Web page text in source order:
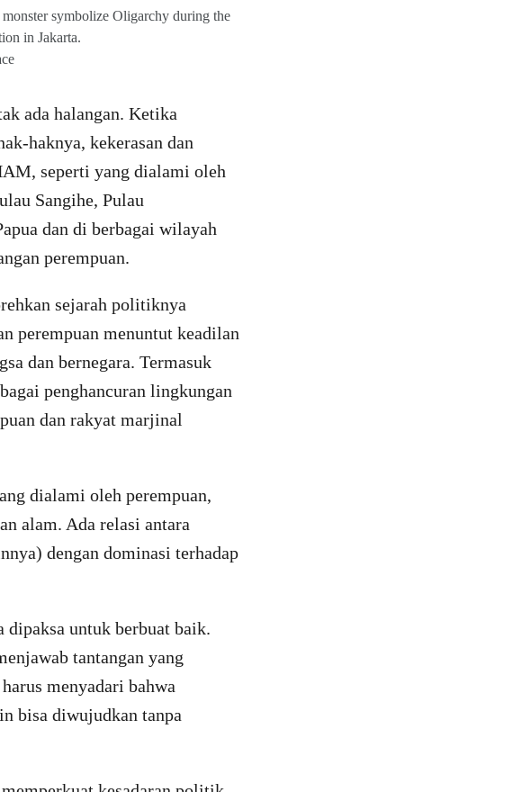
symbolize Oligarchy during the
in Jakarta.
ada halangan. Ketika
haknya, kekerasan dan
seperti yang dialami oleh
Sangihe, Pulau
dan di berbagai wilayah
perempuan.
sejarah politiknya
perempuan menuntut keadilan
dan bernegara. Termasuk
penghancuran lingkungan
dan rakyat marjinal
dialami oleh perempuan,
alam. Ada relasi antara
dengan dominasi terhadap
dipaksa untuk berbuat baik.
tantangan yang
menyadari bahwa
bisa diwujudkan tanpa